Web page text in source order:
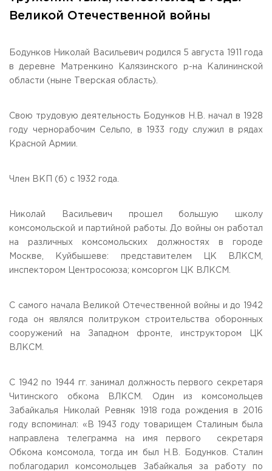
Общежитие / Кампус РГУТИС
Work with disabled and handicapped people
Scientific activity
Федеральное учебно-методическое объединение в
системе ВО
Federal educational and methodical association in the
Competition of teaching staff
Information about educational organization
ADDRESS
+7 (495) 940 83 00
obrashenia@rguts.ru
Fr: from 09:00 to 16:45;
Великой Отечественной войны
Бодунков Николай Васильевич родился 5 августа 1911 года
в деревне Матренкино Калязинского р-на Калининской
области (ныне Тверская область).
Свою трудовую деятельность Бодунков Н.В. начал в 1928
году чернорабочим Сельпо, в 1933 году служил в рядах
Красной Армии.
Член ВКП (б) с 1932 года.
Николай Васильевич прошел большую школу
комсомольской и партийной работы. До войны он работал
на различных комсомольских должностях в городе
Москве, Куйбышеве: представителем ЦК ВЛКСМ,
инспектором Центросоюза; комсоргом ЦК ВЛКСМ.
С самого начала Великой Отечественной войны и до 1942
года он являлся политруком строительства оборонных
сооружений на Западном фронте, инструктором ЦК
ВЛКСМ.
С 1942 по 1944 гг. занимал должность первого секретаря
Читинского обкома ВЛКСМ. Один из комсомольцев
Забайкалья Николай Ревняк 1918 года рождения в 2016
году вспоминал: «В 1943 году товарищем Сталиным была
направлена телеграмма на имя первого секретаря
Обкома комсомола, тогда им был Н.В. Бодунков. Сталин
поблагодарил комсомольцев Забайкалья за работу по